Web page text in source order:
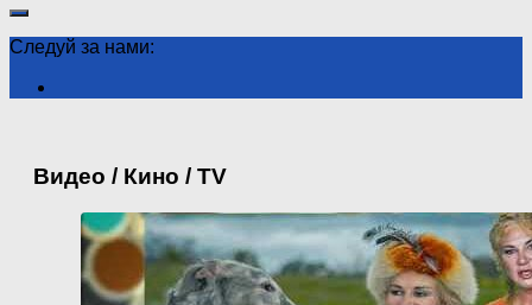
Следуй за нами:
Видео / Кино / TV